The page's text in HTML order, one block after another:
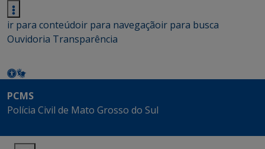
ir para conteúdoir para navegaçãoir para busca
Ouvidoria Transparência
PCMS
Polícia Civil de Mato Grosso do Sul